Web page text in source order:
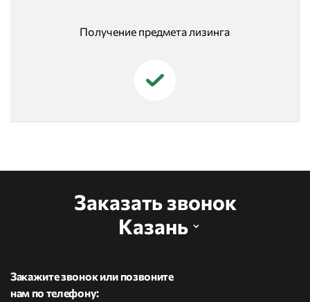
Получение предмета лизинга
Заказать звонок
Казань
Закажите звонок или позвоните
нам по телефону: